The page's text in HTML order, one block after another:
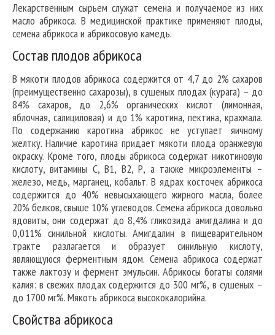
Лекарственным сырьем служат семена и получаемое из них
масло абрикоса. В медицинской практике применяют плоды,
семена абрикоса и абрикосовую камедь.
Состав плодов абрикоса
В мякоти плодов абрикоса содержится от 4,7 до 2% сахаров
(преимущественно сахарозы), в сушеных плодах (курага) – до
84% сахаров, до 2,6% органических кислот (лимонная,
яблочная, салициловая) и до 1% каротина, пектина, крахмала.
По содержанию каротина абрикос не уступает яичному
желтку. Наличие каротина придает мякоти плода оранжевую
окраску. Кроме того, плоды абрикоса содержат никотиновую
кислоту, витамины С, B1, В2, Р, а также микроэлементы –
железо, медь, марганец, кобальт. В ядрах косточек абрикоса
содержится до 40% невысыхающего жирного масла, более
20% белков, свыше 10% углеводов. Семена абрикоса довольно
ядовиты, они содержат до 8,4% гликозида амигдалина и до
0,011% синильной кислоты. Амигдалин в пищеварительном
тракте разлагается и образует синильную кислоту,
являющуюся ферментным ядом. Семена абрикоса содержат
также лактозу и фермент эмульсин. Абрикосы богаты солями
калия: в свежих плодах содержится до 300 мг%, в сушеных –
до 1700 мг%. Мякоть абрикоса высококалорийна.
Свойства абрикоса